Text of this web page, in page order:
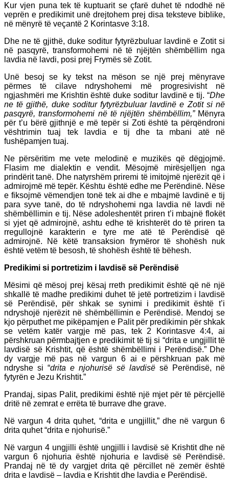
Kur vjen puna tek të kuptuarit se çfarë duhet të ndodhë në
veprën e predikimit unë drejtohem prej disa teksteve biblike,
në mënyrë të veçantë 2 Korintasve 3:18.
Dhe ne të gjithë, duke soditur fytyrëzbuluar lavdinë e Zotit si
në pasqyrë, transformohemi në të njëjtën shëmbëllim nga
lavdia në lavdi, posi prej Frymës së Zotit.
Unë besoj se ky tekst na mëson se një prej mënyrave
përmes të cilave ndryshohemi më progresivisht në
ngjashmëri me Krishtin është duke soditur lavdinë e tij. “Dhe
ne të gjithë, duke soditur fytyrëzbuluar lavdinë e Zotit si në
pasqyrë, transformohemi në të njëjtën shëmbëllim,” Mënyra
për t’u bërë gjithnjë e më tepër si Zoti është ta përqëndroni
vështrimin tuaj tek lavdia e tij dhe ta mbani atë në
fushëpamjen tuaj.
Ne përsëritim me vete melodinë e muzikës që dëgjojmë.
Flasim me dialektin e vendit. Mësojmë mirësjelljen nga
prindërit tanë. Dhe natyrshëm priremi të imitojmë njerëzit që i
admirojmë më tepër. Kështu është edhe me Perëndinë. Nëse
e fiksojmë vëmendjen tonë tek ai dhe e mbajmë lavdinë e tij
para syve tanë, do të ndryshohemi nga lavdia në lavdi në
shëmbëllimin e tij. Nëse adoleshentët priren t’i mbajnë flokët
si yjet që admirojnë, ashtu edhe të krishterët do të priren ta
rregullojnë karakterin e tyre me atë të Perëndisë që
admirojnë. Në këtë transaksion frymëror të shohësh nuk
është vetëm të besosh, të shohësh është të bëhesh.
Predikimi si portretizim i lavdisë së Perëndisë
Mësimi që mësoj prej kësaj rreth predikimit është që në një
shkallë të madhe predikimi duhet të jetë portretizim i lavdisë
së Perëndisë, për shkak se synimi i predikimit është t’i
ndryshojë njerëzit në shëmbëllimin e Perëndisë. Mendoj se
kjo përputhet me pikëpamjen e Palit për predikimin për shkak
se vetëm katër vargje më pas, tek 2 Korintasve 4:4, ai
përshkruan përmbajtjen e predikimit të tij si “drita e ungjillit të
lavdisë së Krishtit, që është shëmbëllimi i Perëndisë.” Dhe
dy vargje më pas në vargun 6 ai e përshkruan pak më
ndryshe si “drita e njohurisë së lavdisë së Perëndisë, në
fytyrën e Jezu Krishtit.”
Prandaj, sipas Palit, predikimi është një mjet për të përcjellë
dritë në zemrat e errëta të burrave dhe grave.
Në vargun 4 drita quhet, “drita e ungjillit,” dhe në vargun 6
drita quhet “drita e njohurisë.”
Në vargun 4 ungjilli është ungjilli i lavdisë së Krishtit dhe në
vargun 6 njohuria është njohuria e lavdisë së Perëndisë.
Prandaj në të dy vargjet drita që përcillet në zemër është
drita e lavdisë – lavdia e Krishtit dhe lavdia e Perëndisë.